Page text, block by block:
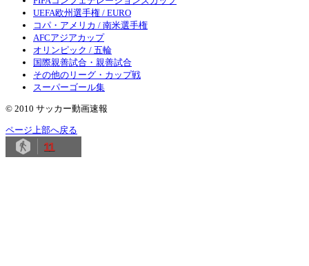
UEFA欧州選手権 / EURO
コパ・アメリカ / 南米選手権
AFCアジアカップ
オリンピック / 五輪
国際親善試合・親善試合
その他のリーグ・カップ戦
スーパーゴール集
© 2010 サッカー動画速報
ページ上部へ戻る
11